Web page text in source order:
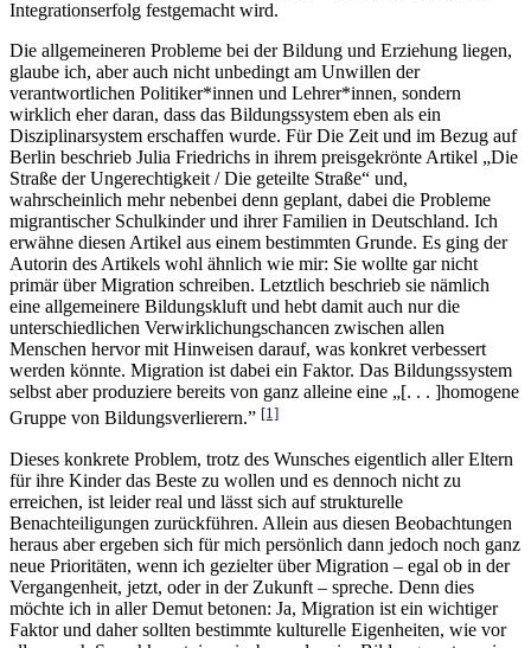
Integrationserfolg festgemacht wird.
Die allgemeineren Probleme bei der Bildung und Erziehung liegen,
glaube ich, aber auch nicht unbedingt am Unwillen der
verantwortlichen Politiker*innen und Lehrer*innen, sondern
wirklich eher daran, dass das Bildungssystem eben als ein
Disziplinarsystem erschaffen wurde. Für Die Zeit und im Bezug auf
Berlin beschrieb Julia Friedrichs in ihrem preisgekrönte Artikel „Die
Straße der Ungerechtigkeit / Die geteilte Straße“ und,
wahrscheinlich mehr nebenbei denn geplant, dabei die Probleme
migrantischer Schulkinder und ihrer Familien in Deutschland. Ich
erwähne diesen Artikel aus einem bestimmten Grunde. Es ging der
Autorin des Artikels wohl ähnlich wie mir: Sie wollte gar nicht
primär über Migration schreiben. Letztlich beschrieb sie nämlich
eine allgemeinere Bildungskluft und hebt damit auch nur die
unterschiedlichen Verwirklichungschancen zwischen allen
Menschen hervor mit Hinweisen darauf, was konkret verbessert
werden könnte. Migration ist dabei ein Faktor. Das Bildungssystem
selbst aber produziere bereits von ganz alleine eine „[. . . ]homogene
Gruppe von Bildungsverlierern.” [1]
Dieses konkrete Problem, trotz des Wunsches eigentlich aller Eltern
für ihre Kinder das Beste zu wollen und es dennoch nicht zu
erreichen, ist leider real und lässt sich auf strukturelle
Benachteiligungen zurückführen. Allein aus diesen Beobachtungen
heraus aber ergeben sich für mich persönlich dann jedoch noch ganz
neue Prioritäten, wenn ich gezielter über Migration – egal ob in der
Vergangenheit, jetzt, oder in der Zukunft – spreche. Denn dies
möchte ich in aller Demut betonen: Ja, Migration ist ein wichtiger
Faktor und daher sollten bestimmte kulturelle Eigenheiten, wie vor